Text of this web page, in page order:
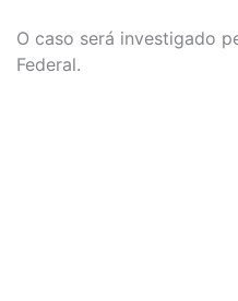
O caso será investigado
Federal.